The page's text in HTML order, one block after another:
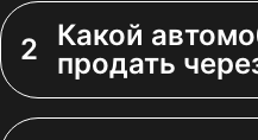
2
Какой
продать